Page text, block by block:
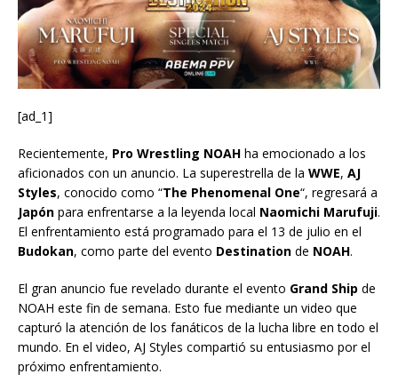
[ad_1]
Recientemente, Pro Wrestling NOAH ha emocionado a los
aficionados con un anuncio. La superestrella de la WWE, AJ
Styles, conocido como “The Phenomenal One“, regresará a
Japón para enfrentarse a la leyenda local Naomichi Marufuji.
El enfrentamiento está programado para el 13 de julio en el
Budokan, como parte del evento Destination de NOAH.
El gran anuncio fue revelado durante el evento Grand Ship de
NOAH este fin de semana. Esto fue mediante un video que
capturó la atención de los fanáticos de la lucha libre en todo el
mundo. En el video, AJ Styles compartió su entusiasmo por el
próximo enfrentamiento.